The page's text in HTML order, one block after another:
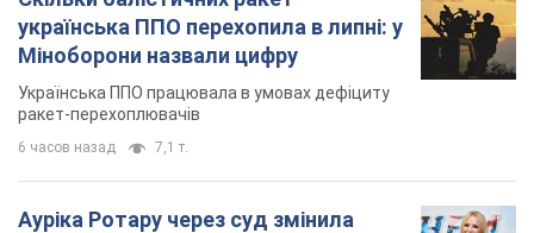
свою пенсію, на яку раніше
жалілася: скільки отримувала
співачка
час роботи в Чернівецькій філармонії